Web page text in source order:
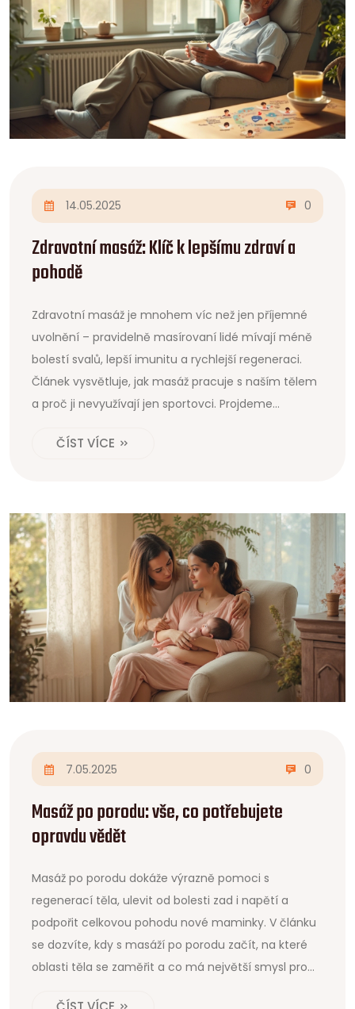
14.05.2025 0
Zdravotní masáž: Klíč k lepšímu zdraví a
pohodě
Zdravotní masáž je mnohem víc než jen příjemné
uvolnění – pravidelně masírovaní lidé mívají méně
bolestí svalů, lepší imunitu a rychlejší regeneraci.
Článek vysvětluje, jak masáž pracuje s naším tělem
a proč ji nevyužívají jen sportovci. Projdeme
maséra. Dozvíte se i známé i méně známé rady, jak
ČÍST VÍCE
7.05.2025 0
Masáž po porodu: vše, co potřebujete
opravdu vědět
Masáž po porodu dokáže výrazně pomoci s
regenerací těla, ulevit od bolesti zad i napětí a
podpořit celkovou pohodu nové maminky. V článku
se dozvíte, kdy s masáží po porodu začít, na které
oblasti těla se zaměřit a co má největší smysl pro